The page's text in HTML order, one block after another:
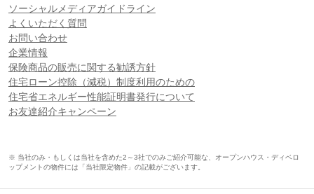
ソーシャルメディアガイドライン
よくいただく質問
お問い合わせ
企業情報
保険商品の販売に関する勧誘方針
住宅ローン控除（減税）制度利用のための
住宅省エネルギー性能証明書発行について
お友達紹介キャンペーン
※ 当社のみ・もしくは当社を含めた2～3社でのみご紹介可能な、オープンハウス・ディベロ
ップメントの物件には「当社限定物件」の記載がございます。